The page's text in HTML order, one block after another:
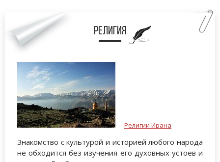
Религия
Религии Ирана
Знакомство с культурой и историей любого народа
не обходится без изучения его духовных устоев и